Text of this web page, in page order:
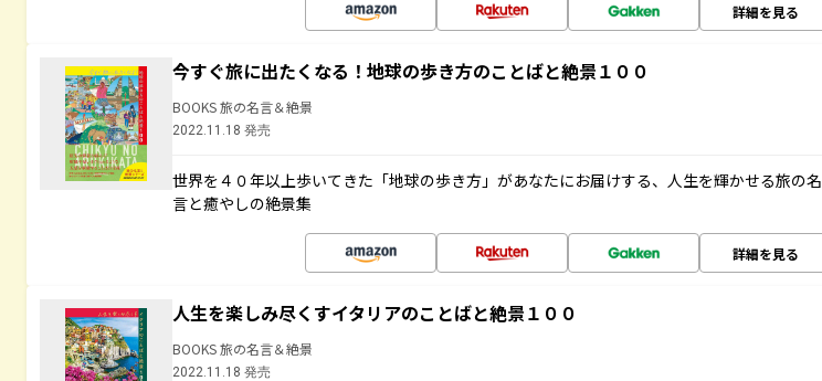
詳細を見る
今すぐ旅に出たくなる！地球の歩き方のことばと絶景１００
BOOKS 旅の名言＆絶景
2022.11.18 発売
世界を４０年以上歩いてきた「地球の歩き方」があなたにお届けする、人生を輝かせる旅の名
言と癒やしの絶景集
詳細を見る
人生を楽しみ尽くすイタリアのことばと絶景１００
BOOKS 旅の名言＆絶景
2022.11.18 発売